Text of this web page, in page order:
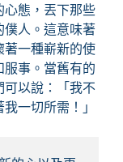
心態，丟下那些
僕人。這意味著
著一種嶄新的使
服事。當舊有的
可以說：「我不
一切所需！」